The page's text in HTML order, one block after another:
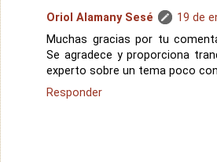
Oriol Alamany Sesé
19 de
Muchas gracias por tu
Se agradece y proporciona
experto sobre un tema poco
Responder